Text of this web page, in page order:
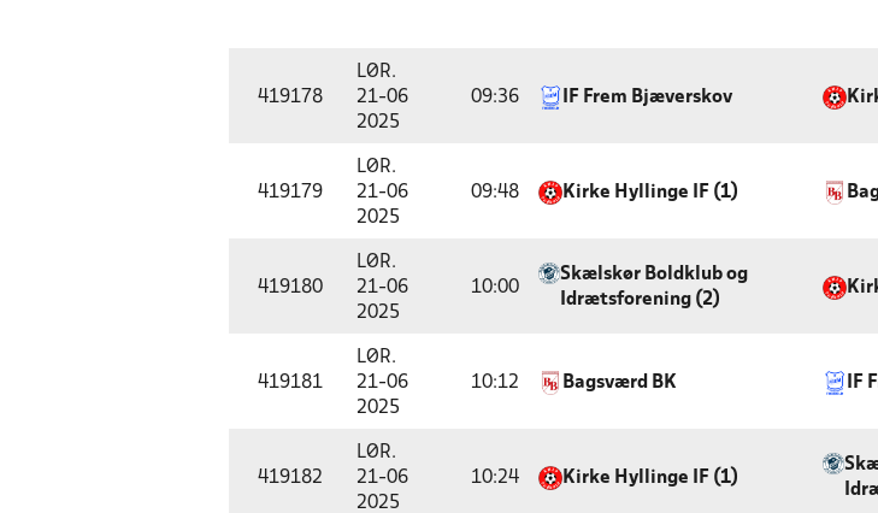
419178
LØR.
21-06
2025
09:36 IF Frem Bjæverskov
419179
LØR.
21-06
2025
09:48 Kirke Hyllinge IF (1)
419180
LØR.
21-06
2025
10:00
Skælskør Boldklub og
Idrætsforening (2)
419181
LØR.
21-06
2025
10:12 Bagsværd BK IF
419182
LØR.
21-06
2025
10:24 Kirke Hyllinge IF (1)